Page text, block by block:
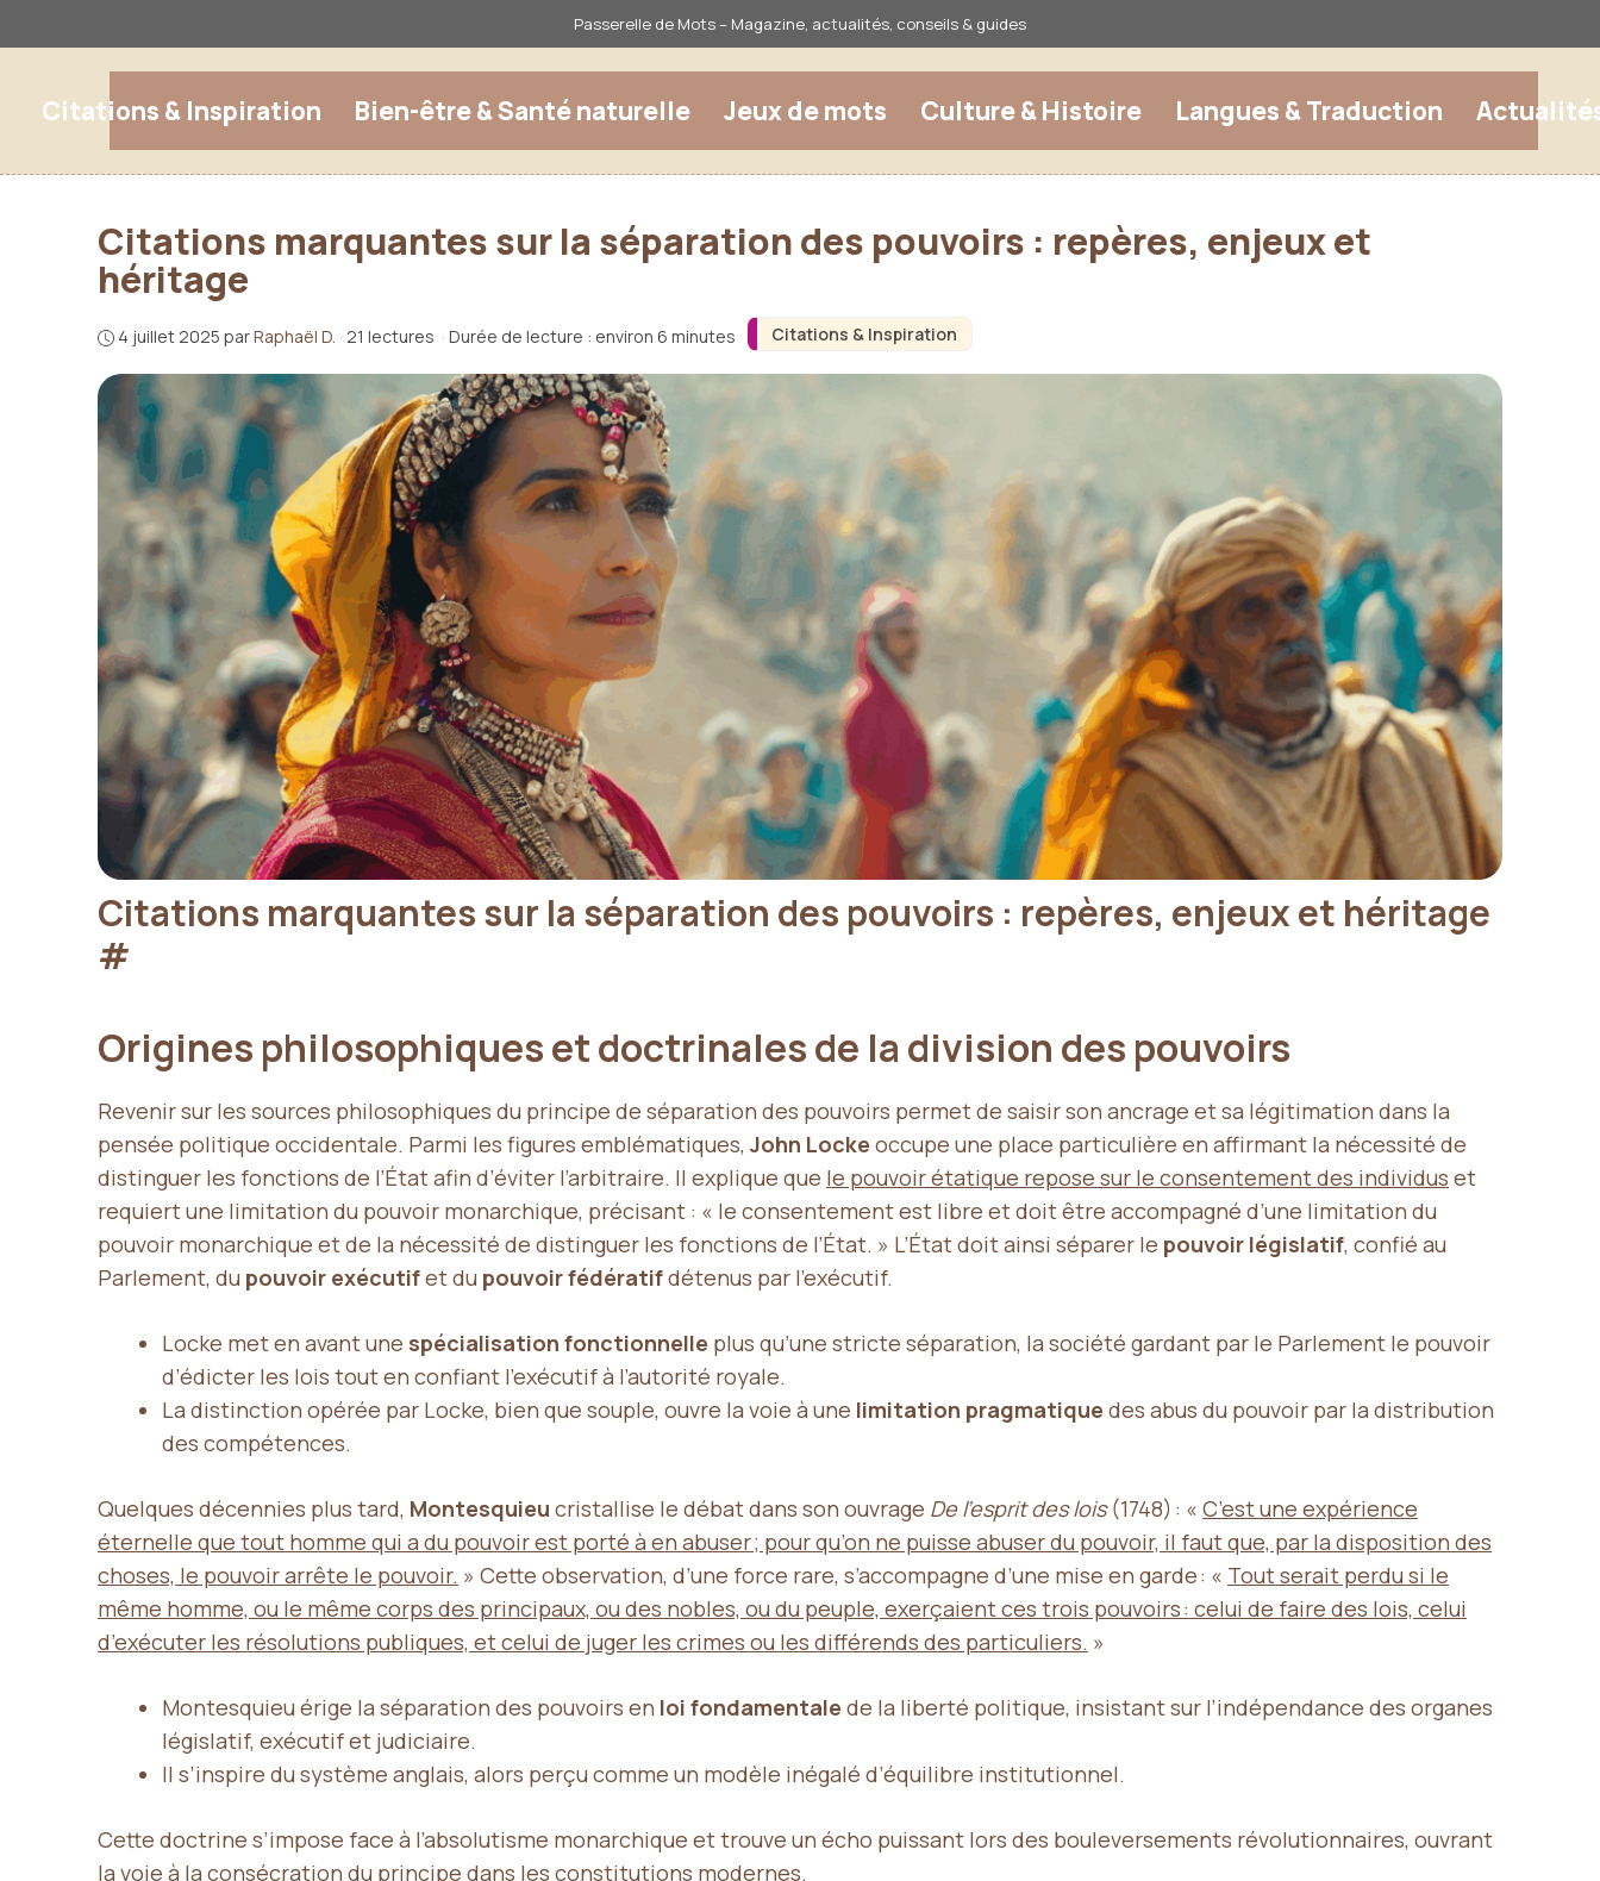
au
Passerelle de Mots – Magazine, actualités, conseils & guides
Citations & Inspiration Bien-être & Santé naturelle Jeux de mots Culture & Histoire Langues & Traduction
Citations & Inspiration
Citations marquantes sur la séparation des pouvoirs : repères, enjeux et
héritage
4 juillet 2025 parRaphaël D. · 21 lectures · Durée de lecture : environ 6 minutes
Citations marquantes sur la séparation des pouvoirs : repères, enjeux et héritage
#
Origines philosophiques et doctrinales de la division des pouvoirs
Revenir sur les sources philosophiques du principe de séparation des pouvoirs permet de saisir son ancrage et sa légitimation dans la
pensée politique occidentale. Parmi les figures emblématiques,John Locke occupe une place particulière en affirmant la nécessité de
distinguer les fonctions de l’État afin d’éviter l’arbitraire. Il explique que le pouvoir étatique repose sur le consentement des individus et
requiert une limitation du pouvoir monarchique, précisant : « le consentement est libre et doit être accompagné d’une limitation du
pouvoir monarchique et de la nécessité de distinguer les fonctions de l’État. » L’État doit ainsi séparer le pouvoir législatif, confié au
Parlement, du pouvoir exécutifet du pouvoir fédératifdétenus par l’exécutif.
Locke met en avant une spécialisation fonctionnelle plus qu’une stricte séparation, la société gardant par le Parlement le pouvoir
d’édicter les lois tout en confiant l’exécutif à l’autorité royale.
La distinction opérée par Locke, bien que souple, ouvre la voie à une limitation pragmatique des abus du pouvoir par la distribution
des compétences.
Quelques décennies plus tard, Montesquieu cristallise le débat dans son ouvrage De l’esprit des lois(1748) : « C’est une expérience
éternelle que tout homme qui a du pouvoir est porté à en abuser ; pour qu’on ne puisse abuser du pouvoir, il faut que, par la disposition des
choses, le pouvoir arrête le pouvoir. » Cette observation, d’une force rare, s’accompagne d’une mise en garde : « Tout serait perdu si le
même homme, ou le même corps des principaux, ou des nobles, ou du peuple, exerçaient ces trois pouvoirs : celui de faire des lois, celui
d’exécuter les résolutions publiques, et celui de juger les crimes ou les différends des particuliers. »
Montesquieu érige la séparation des pouvoirs en loi fondamentale de la liberté politique, insistant sur l’indépendance des organes
législatif, exécutif et judiciaire.
Il s’inspire du système anglais, alors perçu comme un modèle inégalé d’équilibre institutionnel.
Cette doctrine s’impose face à l’absolutisme monarchique et trouve un écho puissant lors des bouleversements révolutionnaires, ouvrant
la voie à la consécration du principe dans les constitutions modernes.